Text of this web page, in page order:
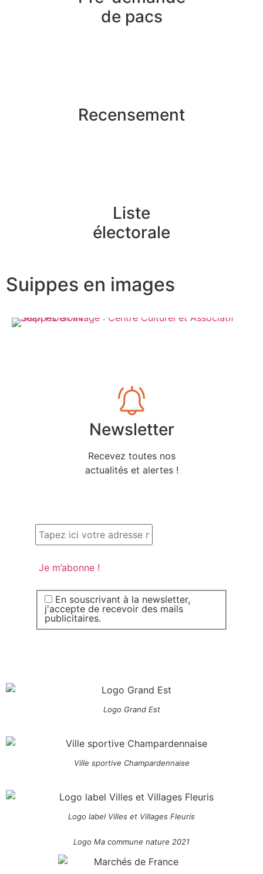
de pacs
Recensement
Liste
électorale
Suippes en images
Newsletter
Recevez toutes nos
actualités et alertes !
En souscrivant à la newsletter,
j'accepte de recevoir des mails
publicitaires.
Logo Grand Est
Ville sportive Champardennaise
Logo label Villes et Villages Fleuris
Logo Ma commune nature 2021